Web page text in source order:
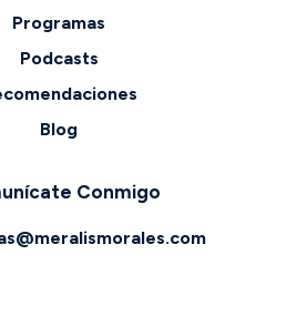
Programas
Podcasts
Blog
Conmigo